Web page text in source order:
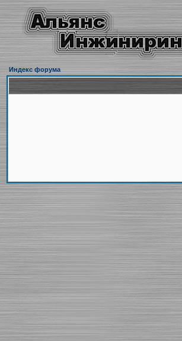
Индекс форума